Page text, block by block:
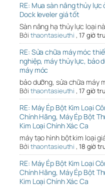
RE: Mua sàn nâng thủy
Dock leveler giá tốt
Sàn nâng hạ thủy lực loại
Bởi thaontasieuthi , 17 giờ
RE: Sửa chữa máy móc
nghiệp, máy thủy lực, bảo
máy móc
bảo dưỡng, sửa chữa máy
Bởi thaontasieuthi , 17 giờ
RE: Máy Ép Bột Kim Loại
Chính Hãng, Máy Ép Bột
Kim Loại Chính Xác Ca
máy tạo hình bột kim loại
Bởi thaontasieuthi , 18 giờ
RE: Máy Ép Bột Kim Loại
Chính Hãng, Máy Ép Bột
Kim Loại Chính Xác Ca